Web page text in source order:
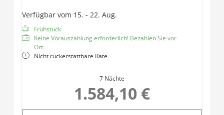
Teilweise getrenntes WC
Balkon
Verfügbar vom 15. - 22. Aug.
Frühstück
Keine Vorauszahlung erforderlich! Bezahlen Sie vor
Ort.
Nicht rückerstattbare Rate
7 Nächte
1.584,10 €